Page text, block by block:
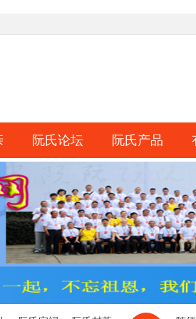
阮氏论坛 阮氏产品
日志